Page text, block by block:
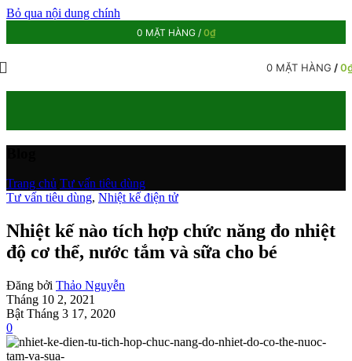
Bỏ qua nội dung chính
0 MẶT HÀNG / 0₫
0 MẶT HÀNG /0
Trang chủ Tư vấn tiêu dùng
Tư vấn tiêu dùng, Nhiệt kế điện tử
Nhiệt kế nào tích hợp chức năng đo nhiệt
độ cơ thể, nước tắm và sữa cho bé
Đăng bởi Thảo Nguyễn
Tháng 10 2, 2021
Bật Tháng 3 17, 2020
0